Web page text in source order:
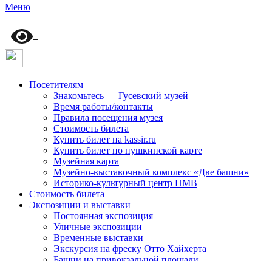
Меню
Посетителям
Знакомьтесь — Гусевский музей
Время работы/контакты
Правила посещения музея
Стоимость билета
Купить билет на kassir.ru
Купить билет по пушкинской карте
Музейная карта
Музейно-выставочный комплекс «Две башни»
Историко-культурный центр ПМВ
Стоимость билета
Экспозиции и выставки
Постоянная экспозиция
Уличные экспозиции
Временные выставки
Экскурсия на фреску Отто Хайхерта